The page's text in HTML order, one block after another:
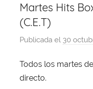
Martes Hits
(C.E.T)
Publicada el 30
Todos los martes
directo.